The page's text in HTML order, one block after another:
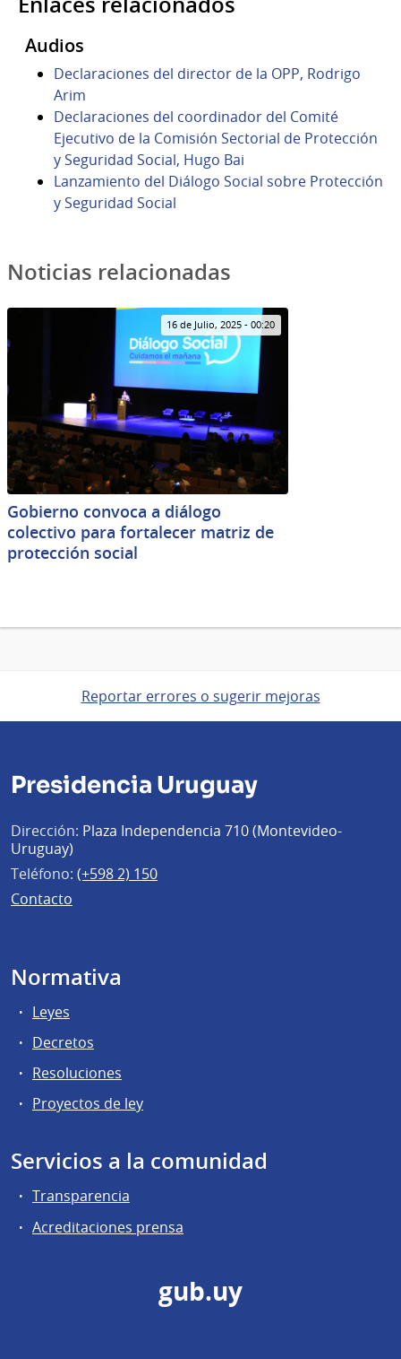
Audios
Declaraciones del director de la OPP, Rodrigo
Arim
Declaraciones del coordinador del Comité
Ejecutivo de la Comisión Sectorial de Protección
y Seguridad Social, Hugo Bai
Lanzamiento del Diálogo Social sobre Protección
y Seguridad Social
Noticias relacionadas
16 de Julio, 2025 - 00:20
Gobierno convoca a diálogo
colectivo para fortalecer matriz de
protección social
Reportar errores o sugerir mejoras
Presidencia Uruguay
Dirección: Plaza Independencia 710 (Montevideo-
Uruguay)
Teléfono: (+598 2) 150
Contacto
Normativa
Leyes
Decretos
Resoluciones
Proyectos de ley
Servicios a la comunidad
Transparencia
Acreditaciones prensa
gub.uy